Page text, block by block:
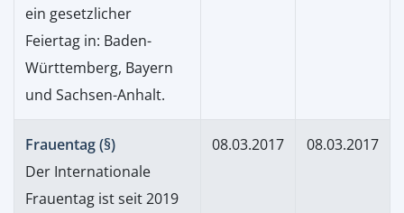
ein gesetzlicher
Feiertag in: Baden-
Württemberg, Bayern
und Sachsen-Anhalt.
Frauentag (§)
Der Internationale
Frauentag ist seit 2019
08.03.2017 08.03.2017